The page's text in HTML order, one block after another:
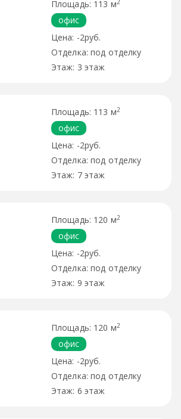
113 м
офис
-2руб.
под отделку
3 этаж
113 м2
офис
-2руб.
под отделку
7 этаж
120 м2
офис
-2руб.
под отделку
9 этаж
120 м2
офис
-2руб.
под отделку
6 этаж